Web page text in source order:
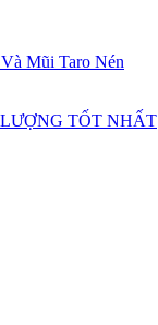
Mũi Taro Nén
TỐT NHẤT